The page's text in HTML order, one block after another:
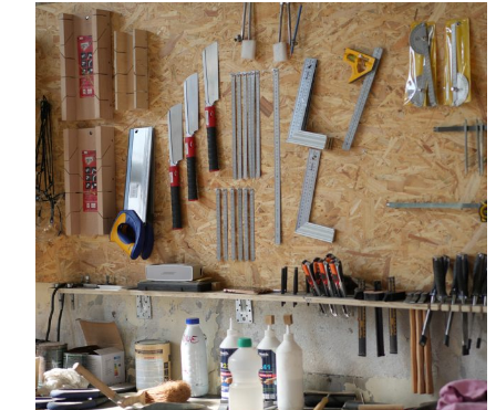
Trouvez votre session